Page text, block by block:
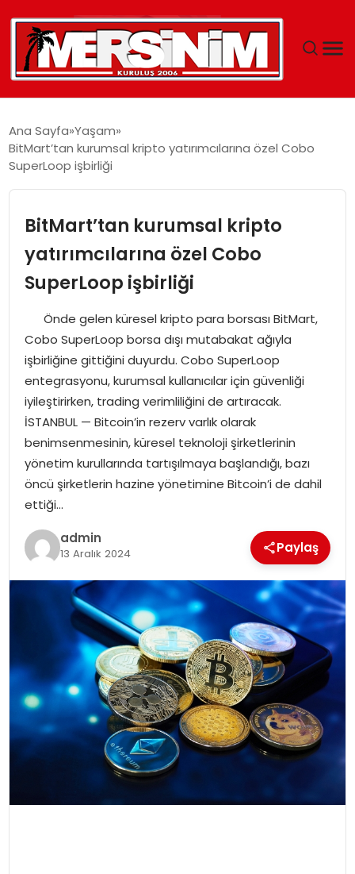
YAŞAM
EĞITIM
SPOR
EKONOMI
MAGAZIN
DÜNYA
OTOMOBIL
Ana Sayfa Yaşam
BitMart’tan kurumsal kripto yatırımcılarına özel Cobo
SuperLoop işbirliği
BitMart’tan kurumsal kripto
yatırımcılarına özel Cobo
SuperLoop işbirliği
Önde gelen küresel kripto para borsası BitMart,
Cobo SuperLoop borsa dışı mutabakat ağıyla
işbirliğine gittiğini duyurdu. Cobo SuperLoop
entegrasyonu, kurumsal kullanıcılar için güvenliği
iyileştirirken, trading verimliliğini de artıracak.
İSTANBUL — Bitcoin’in rezerv varlık olarak
benimsenmesinin, küresel teknoloji şirketlerinin
yönetim kurullarında tartışılmaya başlandığı, bazı
öncü şirketlerin hazine yönetimine Bitcoin’i de dahil
ettiği…
admin
13 Aralık 2024 Paylaş